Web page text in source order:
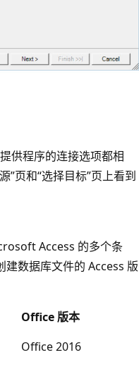
供程序的连接选项都相
”页和“选择目标”页上看到
Access 的多个条
建数据库文件的 Access 版
Office 版本
Office 2016